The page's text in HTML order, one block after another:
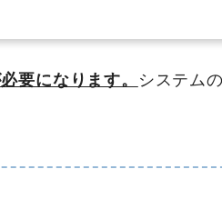
要になります。 システム